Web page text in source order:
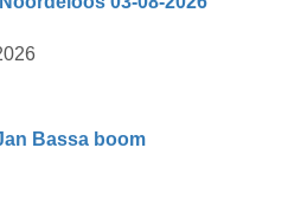
Bassa boom